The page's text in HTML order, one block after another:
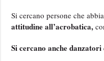
Si cercano persone che
attitudine all’acrobatica,
Si cercano anche danzatori